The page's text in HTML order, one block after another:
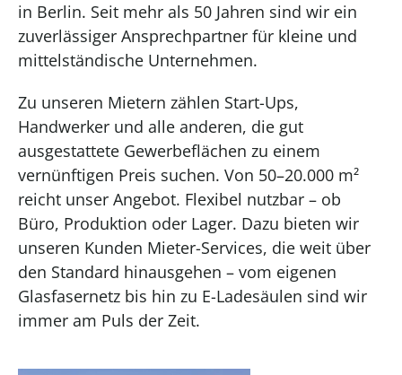
in Berlin. Seit mehr als 50 Jahren sind wir ein
zuverlässiger Ansprechpartner für kleine und
mittelständische Unternehmen.
Zu unseren Mietern zählen Start-Ups,
Handwerker und alle anderen, die gut
ausgestattete Gewerbeflächen zu einem
vernünftigen Preis suchen. Von 50–20.000 m²
reicht unser Angebot. Flexibel nutzbar – ob
Büro, Produktion oder Lager. Dazu bieten wir
unseren Kunden Mieter-Services, die weit über
den Standard hinausgehen – vom eigenen
Glasfasernetz bis hin zu E-Ladesäulen sind wir
immer am Puls der Zeit.